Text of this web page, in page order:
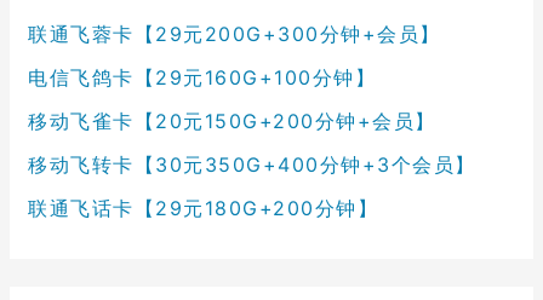
联通飞蓉卡【29元200G+300分钟+会员】
电信飞鸽卡【29元160G+100分钟】
移动飞雀卡【20元150G+200分钟+会员】
移动飞转卡【30元350G+400分钟+3个会员】
联通飞话卡【29元180G+200分钟】